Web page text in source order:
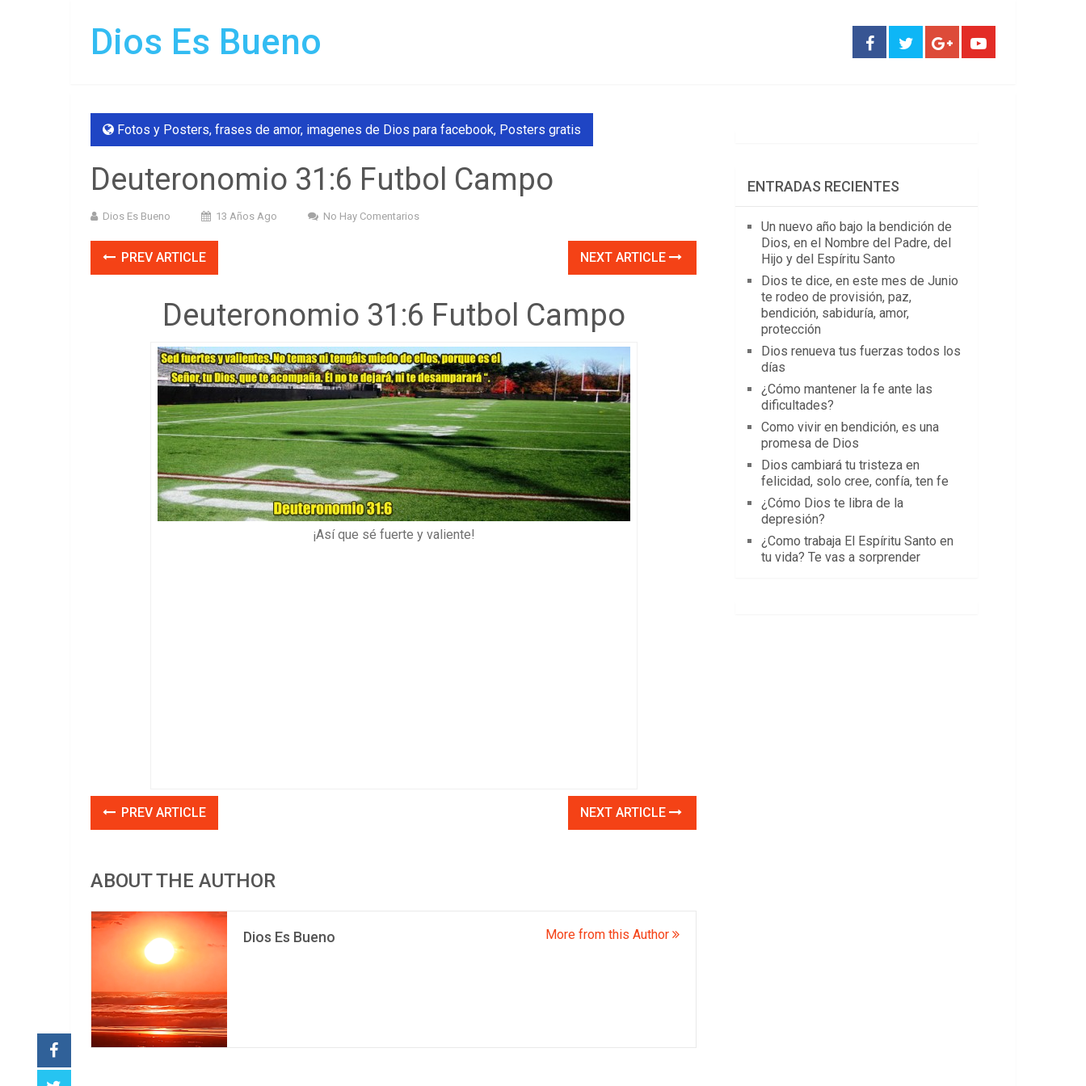
Dios Es Bueno
Fotos y Posters, frases de amor, imagenes de Dios para facebook, Posters gratis
Deuteronomio 31:6 Futbol Campo
Dios Es Bueno 13 Años Ago No Hay Comentarios
PREV ARTICLE NEXT ARTICLE
Deuteronomio 31:6 Futbol Campo
¡Así que sé fuerte y valiente!
PREV ARTICLE NEXT ARTICLE
ABOUT THE AUTHOR
Dios Es Bueno More from this Author
ENTRADAS RECIENTES
Un nuevo año bajo la bendición de
Dios, en el Nombre del Padre, del
Hijo y del Espíritu Santo
Dios te dice, en este mes de Junio
te rodeo de provisión, paz,
bendición, sabiduría, amor,
protección
Dios renueva tus fuerzas todos los
días
¿Cómo mantener la fe ante las
dificultades?
Como vivir en bendición, es una
promesa de Dios
Dios cambiará tu tristeza en
felicidad, solo cree, confía, ten fe
¿Cómo Dios te libra de la
depresión?
¿Como trabaja El Espíritu Santo en
tu vida? Te vas a sorprender